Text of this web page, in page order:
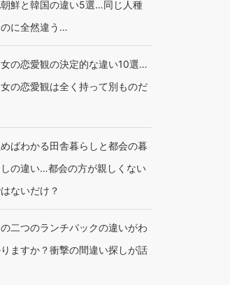
鮮と韓国の違い5選…同じ人種
に全然違う…
の恋愛観の決定的な違い10選…
の恋愛観は全く持って別ものだ
ばわかる田舎暮らしと都会の暮
しの違い…都会の方が親しくない
ないだけ？
の二つのランチパックの違いがわ
ますか？衝撃の間違い探しが話